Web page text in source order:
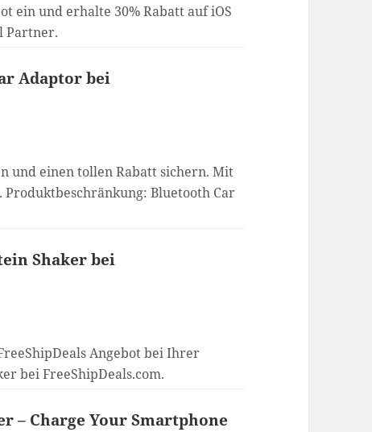
ein und erhalte 30% Rabatt auf iOS
Partner.
Adaptor bei
und einen tollen Rabatt sichern. Mit
Produktbeschränkung: Bluetooth Car
Shaker bei
Angebot bei Ihrer
bei FreeShipDeals.com.
– Charge Your Smartphone